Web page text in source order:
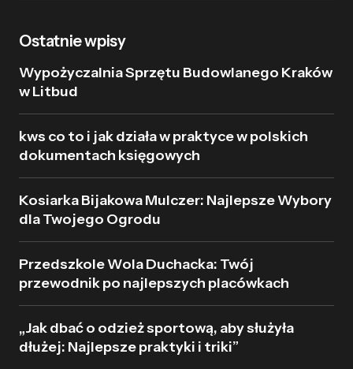
Ostatnie wpisy
Wypożyczalnia Sprzętu Budowlanego Kraków
w Litbud
kws co to i jak działa w praktyce w polskich
dokumentach księgowych
Kosiarka Bijakowa Mulczer: Najlepsze Wybory
dla Twojego Ogrodu
Przedszkole Wola Duchacka: Twój
przewodnik po najlepszych placówkach
„Jak dbać o odzież sportową, aby służyła
dłużej: Najlepsze praktyki i triki”